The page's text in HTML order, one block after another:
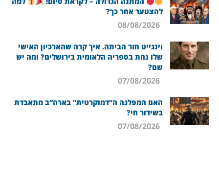
להצטער אחר כך?
וינגייט חזר הביתה. איך קרה שהארכיון האישי
שלו נחת בספריה הלאומית בירושלים? ומה יש
שם?
האם המפלגה ה”דמוקרטית” בארה”ב מתאבדת
בשידור חי?